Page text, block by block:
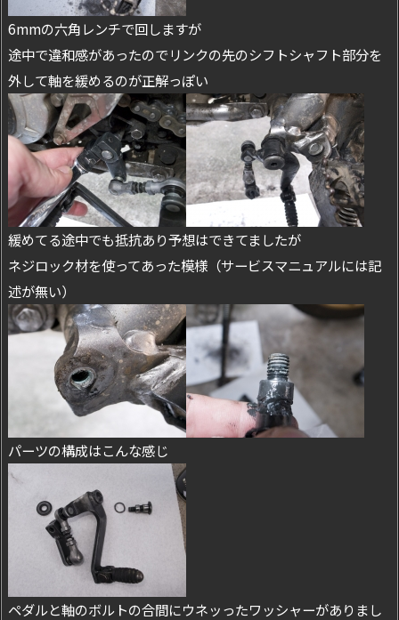
6mmの六角レンチで回しますが
途中で違和感があったのでリンクの先のシフトシャフト部分を
外して軸を緩めるのが正解っぽい
緩めてる途中でも抵抗あり予想はできてましたが
ネジロック材を使ってあった模様（サービスマニュアルには記
述が無い）
パーツの構成はこんな感じ
ペダルと軸のボルトの合間にウネッったワッシャーがありまし